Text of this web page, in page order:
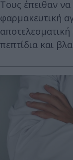
Τους έπειθαν
φαρμακευτική
πεπτίδια και